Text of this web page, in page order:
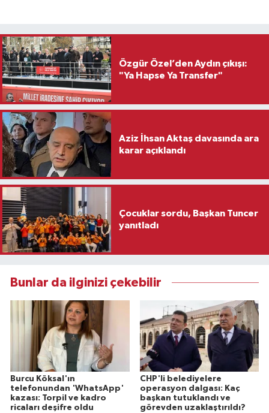
Özgür Özel’den Aydın çıkışı:
"Ya Hapse Ya Transfer"
Aziz İhsan Aktaş davasında ara
karar açıklandı
Çocuklar sordu, Başkan Tuncer
yanıtladı
Bunlar da ilginizi çekebilir
Burcu Köksal'ın
telefonundan 'WhatsApp'
kazası: Torpil ve kadro
ricaları deşifre oldu
CHP'li belediyelere
operasyon dalgası: Kaç
başkan tutuklandı ve
görevden uzaklaştırıldı?